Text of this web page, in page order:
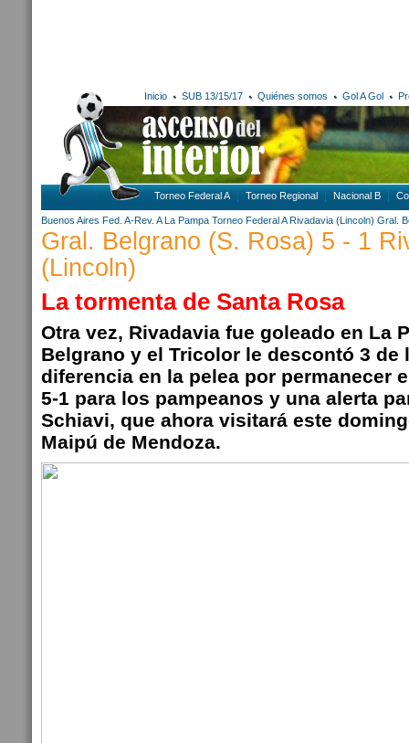
Inicio SUB 13/15/17 Quiénes somos Gol A Gol
Torneo Federal A Torneo Regional Nacional B
Buenos Aires Fed. A-Rev. A La Pampa Torneo Federal A Rivadavia (Lincoln) Gral.
Gral. Belgrano (S. Rosa) 5 - 1
(Lincoln)
La tormenta de Santa Rosa
Otra vez, Rivadavia fue goleado en La
Belgrano y el Tricolor le descontó 3 de
diferencia en la pelea por permanecer
5-1 para los pampeanos y una alerta
Schiavi, que ahora visitará este
Maipú de Mendoza.